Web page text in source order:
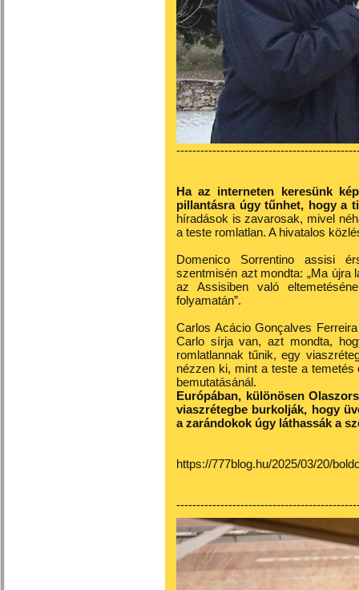
Ha az interneten keresünk
pillantásra úgy tűnhet, hogy a
híradások is zavarosak, mivel
a teste romlatlan. A hivatalos
Domenico Sorrentino assisi
szentmisén azt mondta: „Ma újra
az Assisiben való
folyamatán”.
Carlos Acácio Gonçalves
Carlo sírja van, azt mondta,
romlatlannak tűnik, egy
nézzen ki, mint a teste a
bemutatásánál.
Európában, különösen
viaszrétegbe burkolják, hogy
a zarándokok úgy láthassák a
https://777blog.hu/2025/03/20/